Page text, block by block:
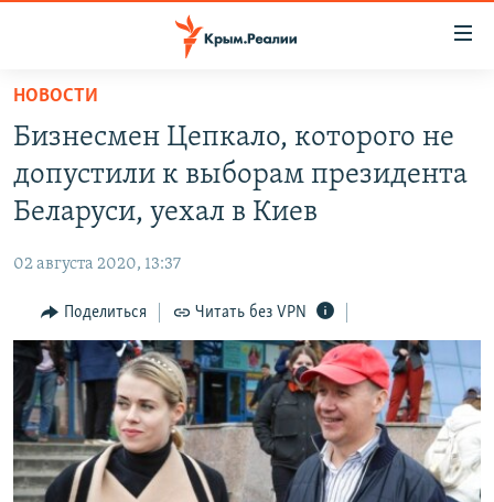
Вернуться
основному
содержанию
Вернутся
главной
навигации
Вернутся
поиску
11 ЛЕТ ОККУПАЦИИ КРЫМА. 11 ИСТОРИЙ СОПРОТИВЛЕНИЯ
ВОДА
ЕЩЕ
ИНТЕРАКТИВ
ИНФОГРАФИКА
ТЕЛЕПРОЕКТ КРЫМ.РЕАЛИИ
СОВЕТЫ ПРАВОЗАЩИТНИКОВ
ПРОПАВШИЕ БЕЗ ВЕСТИ
РАДІО СВОБОДА
КАК ОБОЙТИ БЛОКИРОВКУ
Українською
Qırımtatar
НОВОСТИ
Бизнесмен Цепкало, которого не
допустили к выборам президента
Беларуси, уехал в Киев
02 августа 2020, 13:37
Поделиться Читать без VPN